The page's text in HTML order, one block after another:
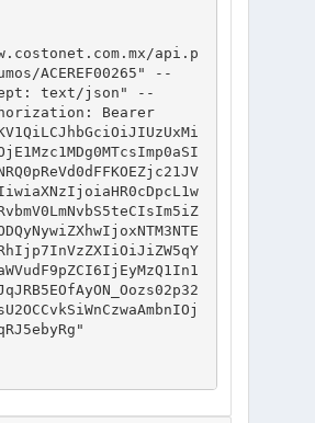
api.p
ACEREF00265" --
text/json" --
Bearer